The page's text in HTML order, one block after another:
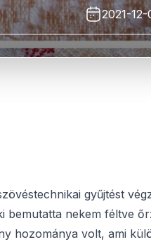
2021-12-
gyűjtést
bemutatta nekem féltve
hozománya volt, ami